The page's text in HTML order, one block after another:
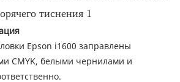
Epson i1600 заправлены
CMYK, белыми чернилами и